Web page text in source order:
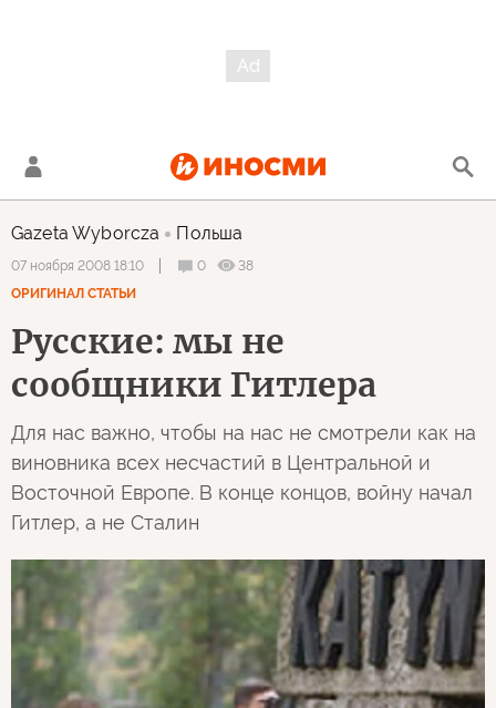
Gazeta Wyborcza Польша
07 ноября 2008 18:10 0
38
ОРИГИНАЛ СТАТЬИ
Русские: мы не
сообщники Гитлера
Для нас важно, чтобы на нас не смотрели как на
виновника всех несчастий в Центральной и
Восточной Европе. В конце концов, войну начал
Гитлер, а не Сталин